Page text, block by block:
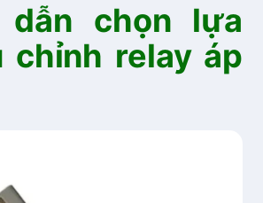
dẫn chọn lựa
chỉnh relay áp